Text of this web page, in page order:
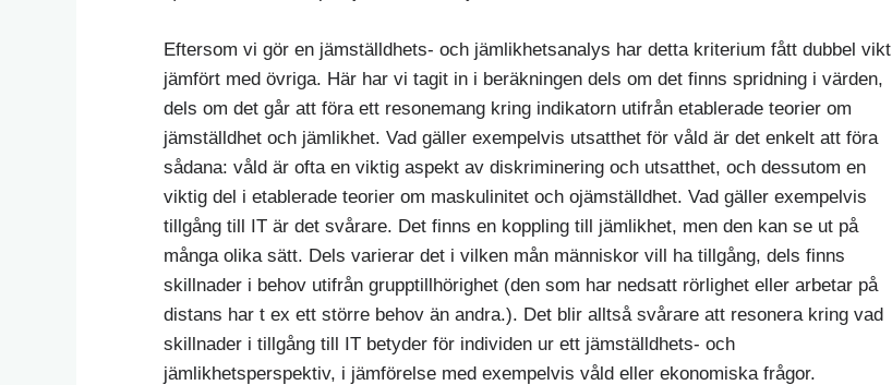
Eftersom vi gör en jämställdhets- och jämlikhetsanalys har detta kriterium fått dubbel vikt
jämfört med övriga. Här har vi tagit in i beräkningen dels om det finns spridning i värden,
dels om det går att föra ett resonemang kring indikatorn utifrån etablerade teorier om
jämställdhet och jämlikhet. Vad gäller exempelvis utsatthet för våld är det enkelt att föra
sådana: våld är ofta en viktig aspekt av diskriminering och utsatthet, och dessutom en
viktig del i etablerade teorier om maskulinitet och ojämställdhet. Vad gäller exempelvis
tillgång till IT är det svårare. Det finns en koppling till jämlikhet, men den kan se ut på
många olika sätt. Dels varierar det i vilken mån människor vill ha tillgång, dels finns
skillnader i behov utifrån grupptillhörighet (den som har nedsatt rörlighet eller arbetar på
distans har t ex ett större behov än andra.). Det blir alltså svårare att resonera kring vad
skillnader i tillgång till IT betyder för individen ur ett jämställdhets- och
jämlikhetsperspektiv, i jämförelse med exempelvis våld eller ekonomiska frågor.